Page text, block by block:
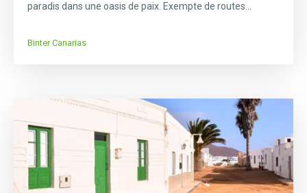
paradis dans une oasis de paix. Exempte de routes...
Binter Canarias